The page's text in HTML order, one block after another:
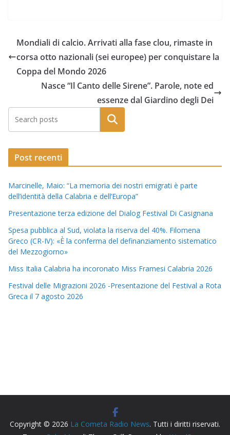
Mondiali di calcio. Arrivati alla fase clou, rimaste in
corsa otto nazionali (sei europee) per conquistare la
Coppa del Mondo 2026
Nasce “Il Canto delle Sirene”. Parole, note ed
essenze dal Giardino degli Dei
Post recenti
Marcinelle, Maio: “La memoria dei nostri emigrati è parte
dell’identità della Calabria e dell’Europa”
Presentazione terza edizione del Dialog Festival Di Casignana
Spesa pubblica al Sud, violata la riserva del 40%. Filomena
Greco (CR-IV): «È la conferma del definanziamento sistematico
del Mezzogiorno»
Miss Italia Calabria ha incoronato Miss Framesi Calabria 2026
Festival delle Migrazioni 2026 -Presentazione del Festival a Rota
Greca il 7 agosto 2026
Copyright © 2026 La Cometa Radio News. Tutti i diritti riservati.